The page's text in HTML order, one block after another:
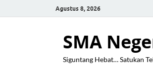
Agustus 8, 2026
SMA
Siguntang Hebat… Satukan